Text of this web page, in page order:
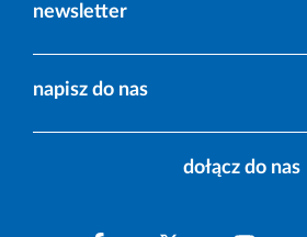
newsletter
napisz do nas
dołącz do nas